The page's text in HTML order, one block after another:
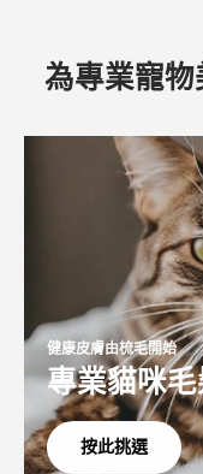
為專業寵
健康皮膚由梳毛開始
專業貓咪
按此挑選